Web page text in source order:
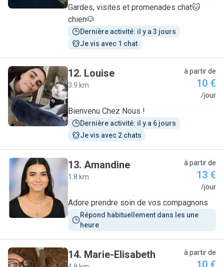
Gardes, visites et promenades chat🐱
chien🐶
Dernière activité: il y a 3 jours
Je vis avec 1 chat
L
12. Louise
3.9 km
à partir de
10 €
/jour
Bienvenu Chez Nous !
Dernière activité: il y a 6 jours
Je vis avec 2 chats
A
13. Amandine
1.8 km
à partir de
13 €
/jour
Adore prendre soin de vos compagnons
Répond habituellement dans les une
heure
14. Marie-Elisabeth à partir de
10 €